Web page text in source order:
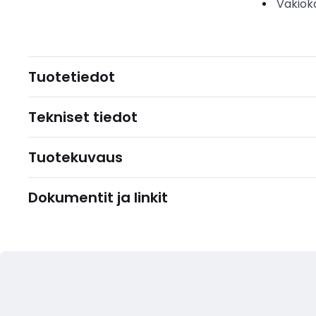
Tuotetiedot
Tekniset tiedot
Tuotekuvaus
Dokumentit ja linkit